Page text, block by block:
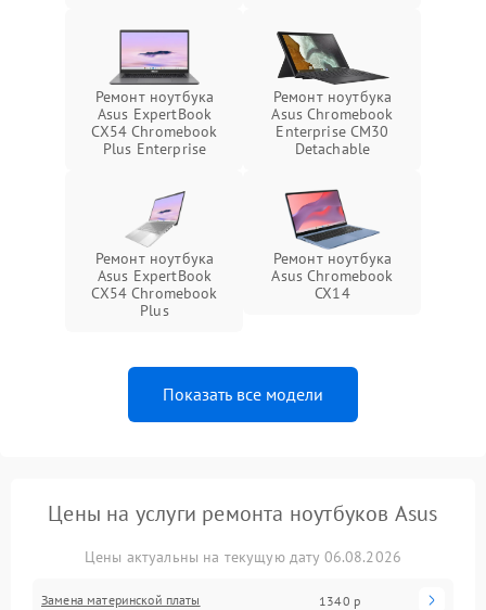
Ремонт ноутбука
Asus ExpertBook
CX54 Chromebook
Plus Enterprise
Ремонт ноутбука
Asus Chromebook
Enterprise CM30
Detachable
Ремонт ноутбука
Asus ExpertBook
CX54 Chromebook
Plus
Ремонт ноутбука
Asus Chromebook
CX14
Показать все модели
Цены на услуги ремонта ноутбуков Asus
Цены актуальны на текущую дату 06.08.2026
Замена материнской платы 1340 р